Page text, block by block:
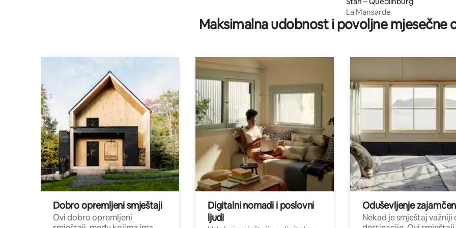
La Mansarde
Maksimalna udobnost i povoljne mjesečne
Dobro opremljeni smještaji
Ovi dobro opremljeni
Digitalni nomadi i poslovni
ljudi
Oduševljenje
Nekad je smještaj važniji